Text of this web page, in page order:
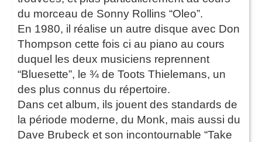
du morceau de Sonny Rollins “Oleo”.
En 1980, il réalise un autre disque avec Don
Thompson cette fois ci au piano au cours
duquel les deux musiciens reprennent
“Bluesette”, le ¾ de Toots Thielemans, un
des plus connus du répertoire.
Dans cet album, ils jouent des standards de
la période moderne, du Monk, mais aussi du
Dave Brubeck et son incontournable “Take